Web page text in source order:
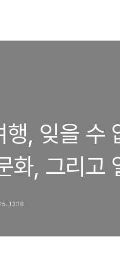
행, 잊을 수
화, 그리고
13:18